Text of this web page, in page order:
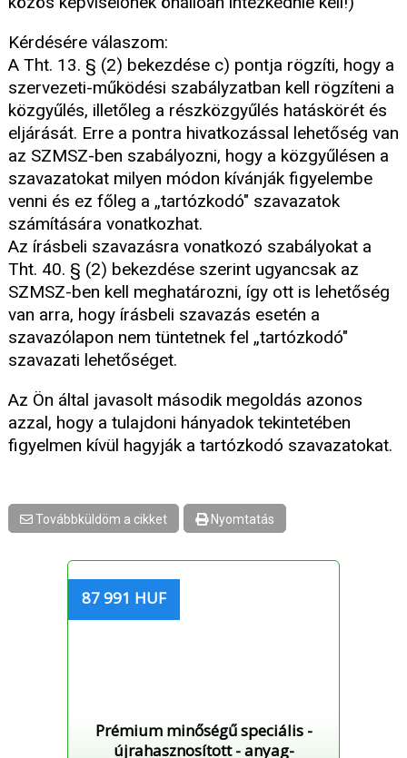
Kérdésére válaszom:
A Tht. 13. § (2) bekezdése c) pontja rögzíti, hogy a
szervezeti-működési szabályzatban kell rögzíteni a
közgyűlés, illetőleg a részközgyűlés hatáskörét és
eljárását. Erre a pontra hivatkozással lehetőség van
az SZMSZ-ben szabályozni, hogy a közgyűlésen a
szavazatokat milyen módon kívánják figyelembe
venni és ez főleg a „tartózkodó" szavazatok
számítására vonatkozhat.
Az írásbeli szavazásra vonatkozó szabályokat a
Tht. 40. § (2) bekezdése szerint ugyancsak az
SZMSZ-ben kell meghatározni, így ott is lehetőség
van arra, hogy írásbeli szavazás esetén a
szavazólapon nem tüntetnek fel „tartózkodó"
szavazati lehetőséget.
Az Ön által javasolt második megoldás azonos
azzal, hogy a tulajdoni hányadok tekintetében
figyelmen kívül hagyják a tartózkodó szavazatokat.
Továbbküldöm a cikket Nyomtatás
87 991 HUF
Prémium minőségű speciális -
újrahasznosított - anyag-